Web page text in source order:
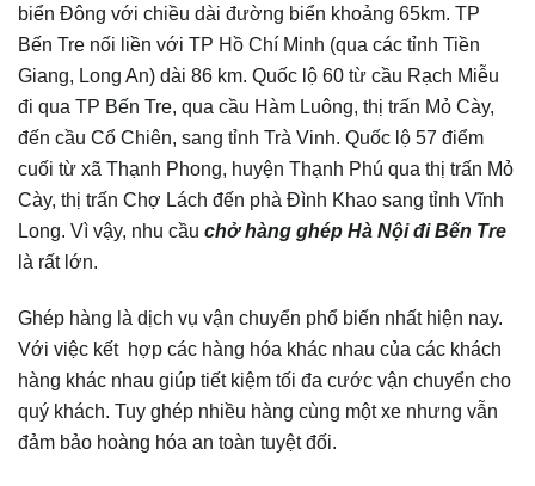
biển Đông với chiều dài đường biển khoảng 65km. TP
Bến Tre nối liền với TP Hồ Chí Minh (qua các tỉnh Tiền
Giang, Long An) dài 86 km. Quốc lộ 60 từ cầu Rạch Miễu
đi qua TP Bến Tre, qua cầu Hàm Luông, thị trấn Mỏ Cày,
đến cầu Cổ Chiên, sang tỉnh Trà Vinh. Quốc lộ 57 điểm
cuối từ xã Thạnh Phong, huyện Thạnh Phú qua thị trấn Mỏ
Cày, thị trấn Chợ Lách đến phà Đình Khao sang tỉnh Vĩnh
Long. Vì vậy, nhu cầu chở hàng ghép Hà Nội đi Bến Tre
là rất lớn.
Ghép hàng là dịch vụ vận chuyển phổ biến nhất hiện nay.
Với việc kết hợp các hàng hóa khác nhau của các khách
hàng khác nhau giúp tiết kiệm tối đa cước vận chuyển cho
quý khách. Tuy ghép nhiều hàng cùng một xe nhưng vẫn
đảm bảo hoàng hóa an toàn tuyệt đối.